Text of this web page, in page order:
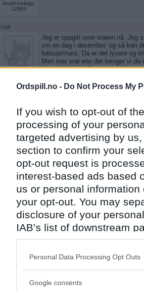
Ordspill.no - Do Not Process My
If you wish to opt-out of
processing of your
targeted advertising by
section to confirm your
opt-out request is
interest-based ads based
us or personal
your opt-out. You may
disclosure of your
IAB’s list of downstream
also be disclosed by us
Downstream Participants
Please note that this
Personal Data Processing Opt Outs
Google consents
Antall innlegg:
12863
CaB
2926
Jeg er oppgitt over snøen nå. Jeg
cm en dag i desember, og så kan
februar/mars. Da er det lysere og
Men mer snø enn det trenger vi
da god trim å måke snø i dag!
Har du gått/stått på ski så langt i
Antall innlegg:
1984
Nei. Har så mye annet å bruke tida
Beskriv den beste middagen du
Emil1960
12863
Rakfisk m/mandelpoteter ,
! Har du sklidd på isen i år ?
- Ikke medlem lenger
Snakker du noen andre språk enn